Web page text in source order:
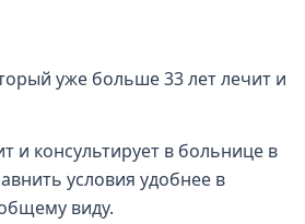
уже больше 33 лет лечит и
и консультирует в больнице в
условия удобнее в
виду.